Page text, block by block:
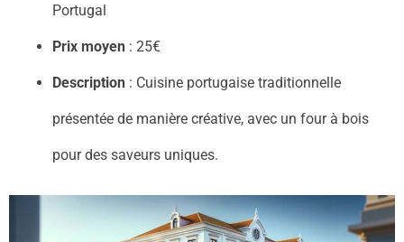
Portugal
Prix moyen : 25€
Description : Cuisine portugaise traditionnelle
présentée de manière créative, avec un four à bois
pour des saveurs uniques.